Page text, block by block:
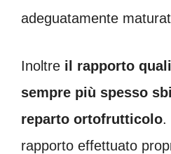
adeguatamente
Inoltre il rapporto
sempre più spesso
reparto ortofrutticolo.
rapporto effettuato